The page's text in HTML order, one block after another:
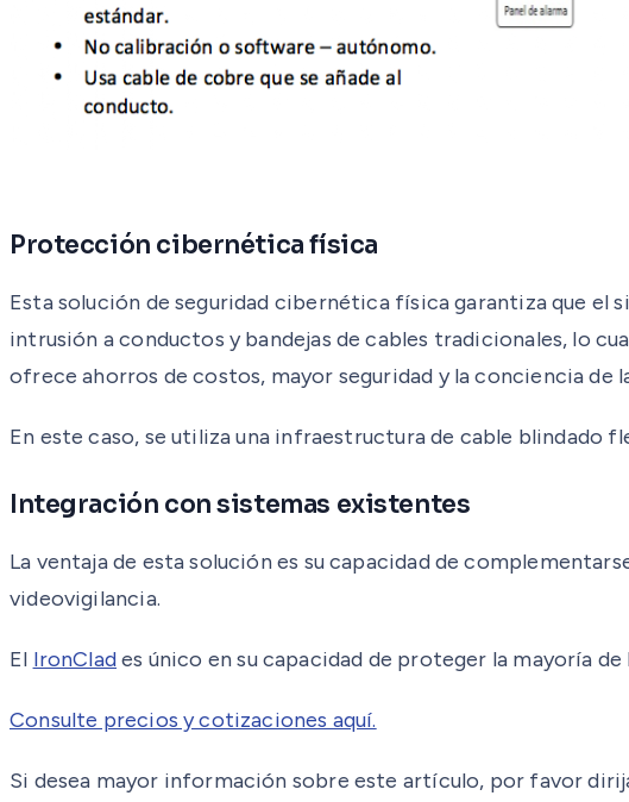
Protección cibernética física
Esta solución de seguridad cibernética física garantiza que
intrusión a conductos y bandejas de cables tradicionales, lo
ofrece ahorros de costos, mayor seguridad y la conciencia de
En este caso, se utiliza una infraestructura de cable blindado
Integración con sistemas existentes
La ventaja de esta solución es su capacidad de
videovigilancia.
El IronClades único en su capacidad de proteger la mayoría
Consulte precios y cotizaciones aquí.
Si desea mayor información sobre este artículo, por favor